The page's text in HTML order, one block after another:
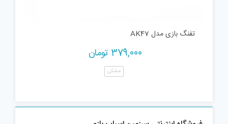
تفنگ بازی مدل AK47
379,000 تومان
مشکی